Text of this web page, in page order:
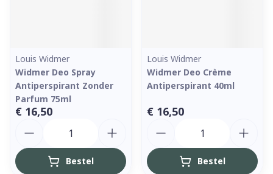
Louis Widmer
Widmer Deo Spray
Antiperspirant Zonder
Parfum 75ml
€ 16,50
Bestel
Louis Widmer
Widmer Deo Crème
Antiperspirant 40ml
€ 16,50
Bestel